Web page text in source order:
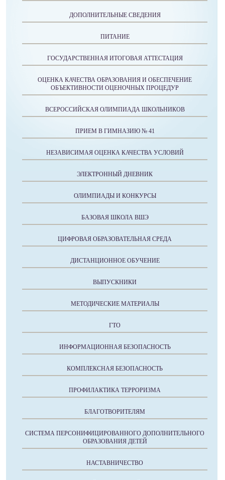
ДОПОЛНИТЕЛЬНЫЕ СВЕДЕНИЯ
ПИТАНИЕ
ГОСУДАРСТВЕННАЯ ИТОГОВАЯ АТТЕСТАЦИЯ
ОЦЕНКА КАЧЕСТВА ОБРАЗОВАНИЯ И ОБЕСПЕЧЕНИЕ
ОБЪЕКТИВНОСТИ ОЦЕНОЧНЫХ ПРОЦЕДУР
ВСЕРОССИЙСКАЯ ОЛИМПИАДА ШКОЛЬНИКОВ
ПРИЕМ В ГИМНАЗИЮ № 41
НЕЗАВИСИМАЯ ОЦЕНКА КАЧЕСТВА УСЛОВИЙ
ЭЛЕКТРОННЫЙ ДНЕВНИК
ОЛИМПИАДЫ И КОНКУРСЫ
БАЗОВАЯ ШКОЛА ВШЭ
ЦИФРОВАЯ ОБРАЗОВАТЕЛЬНАЯ СРЕДА
ДИСТАНЦИОННОЕ ОБУЧЕНИЕ
ВЫПУСКНИКИ
МЕТОДИЧЕСКИЕ МАТЕРИАЛЫ
ГТО
ИНФОРМАЦИОННАЯ БЕЗОПАСНОСТЬ
КОМПЛЕКСНАЯ БЕЗОПАСНОСТЬ
ПРОФИЛАКТИКА ТЕРРОРИЗМА
БЛАГОТВОРИТЕЛЯМ
СИСТЕМА ПЕРСОНИФИЦИРОВАННОГО ДОПОЛНИТЕЛЬНОГО
ОБРАЗОВАНИЯ ДЕТЕЙ
НАСТАВНИЧЕСТВО